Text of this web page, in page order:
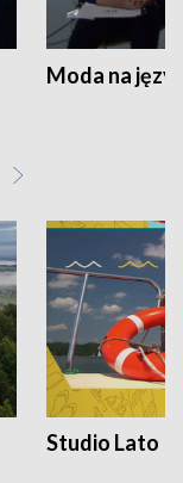
Moda na
Studio Lato